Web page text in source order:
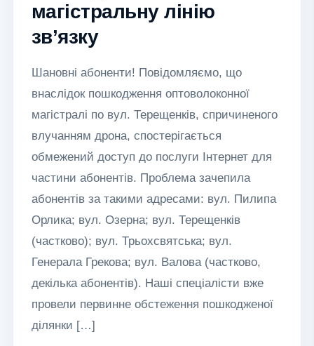
магістральну лінію
зв’язку
Шановні абоненти! Повідомляємо, що
внаслідок пошкодження оптоволоконної
магістралі по вул. Терещенків, спричиненого
влучанням дрона, спостерігається
обмежений доступ до послуги Інтернет для
частини абонентів. Проблема зачепила
абонентів за такими адресами: вул. Пилипа
Орлика; вул. Озерна; вул. Терещенків
(частково); вул. Трьохсвятська; вул.
Генерала Грекова; вул. Валова (частково,
декілька абонентів). Наші спеціалісти вже
провели первинне обстеження пошкодженої
ділянки […]